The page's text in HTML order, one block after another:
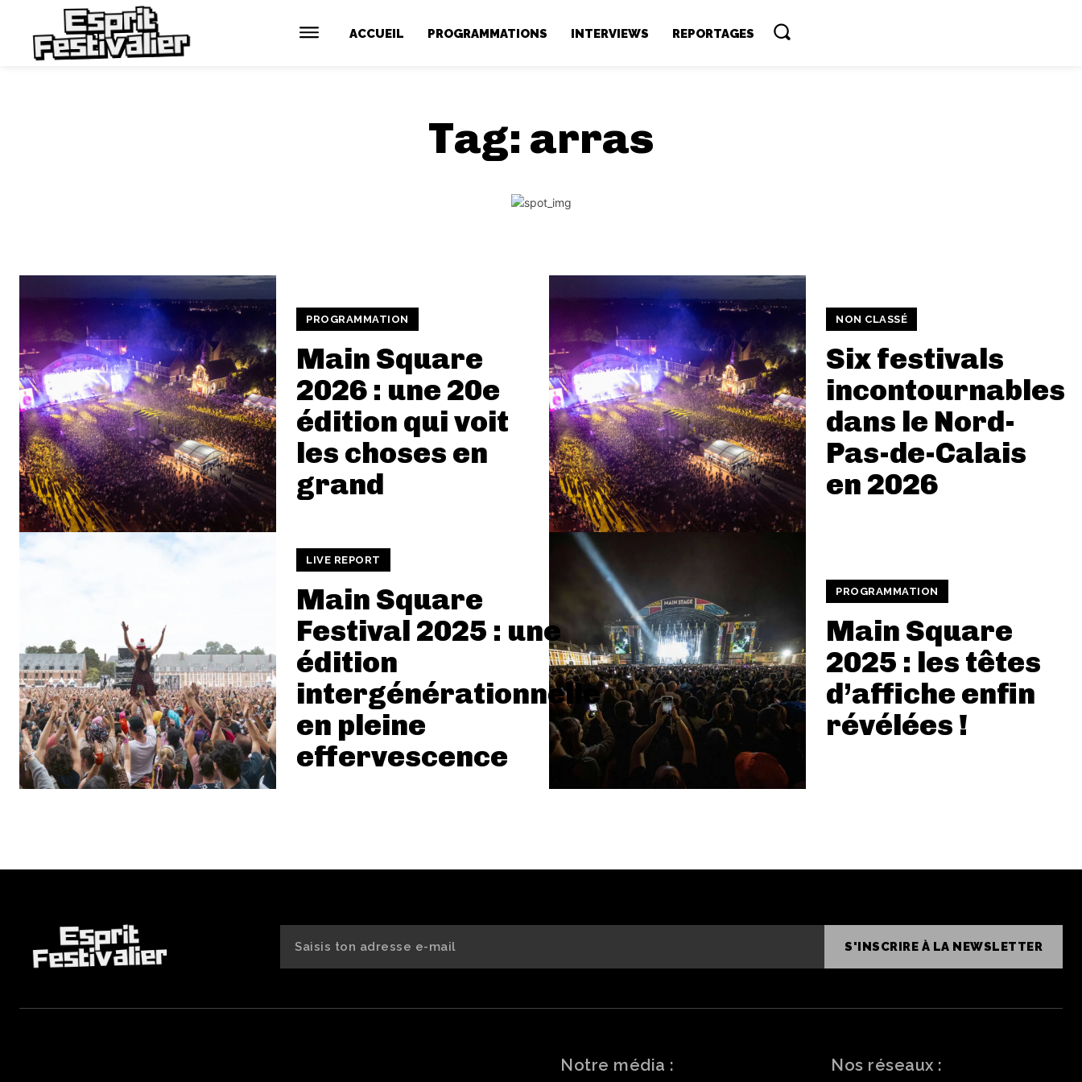
ACCUEIL PROGRAMMATIONS INTERVIEWS REPORTAGES
Tag: arras
PROGRAMMATION
Main Square
2026 : une 20e
édition qui voit
les choses en
grand
NON CLASSÉ
Six festivals
incontournables
dans le Nord-
Pas-de-Calais
en 2026
LIVE REPORT
Main Square
Festival 2025 : une
édition
intergénérationnelle
en pleine
effervescence
PROGRAMMATION
Main Square
2025 : les têtes
d’affiche enfin
révélées !
S'INSCRIRE À LA NEWSLETTER
Notre média : Nos réseaux :